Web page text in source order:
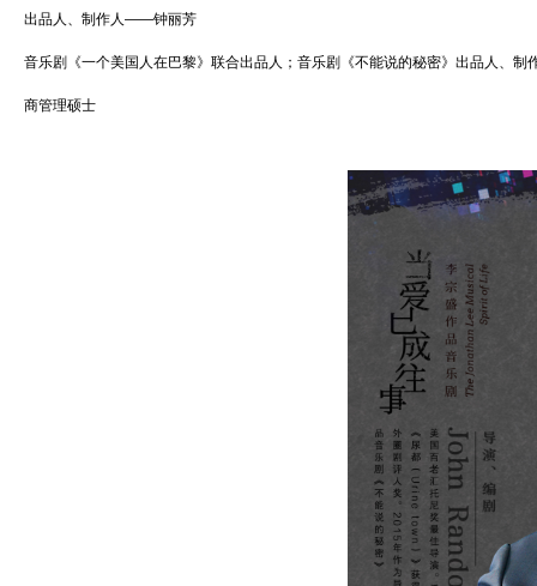
出品人、制作人——钟丽芳
音乐剧《一个美国人在巴黎》联合出品人；音乐剧《不能说的秘密》出品人、
商管理硕士